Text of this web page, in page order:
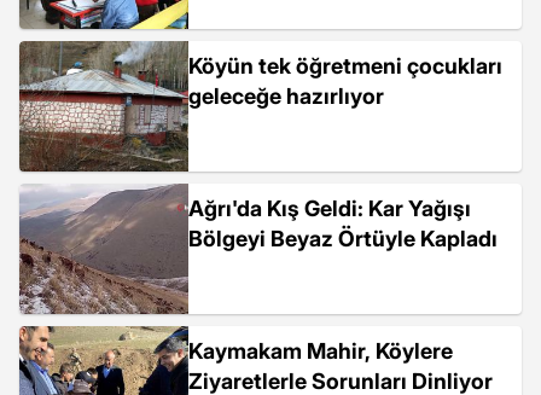
Köyün tek öğretmeni çocukları
geleceğe hazırlıyor
Ağrı'da Kış Geldi: Kar Yağışı
Bölgeyi Beyaz Örtüyle Kapladı
Kaymakam Mahir, Köylere
Ziyaretlerle Sorunları Dinliyor